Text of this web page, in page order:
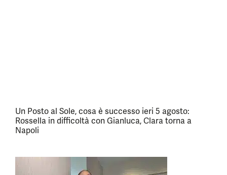
Un Posto al Sole, cosa è successo ieri 5 agosto:
Rossella in difficoltà con Gianluca, Clara torna a
Napoli